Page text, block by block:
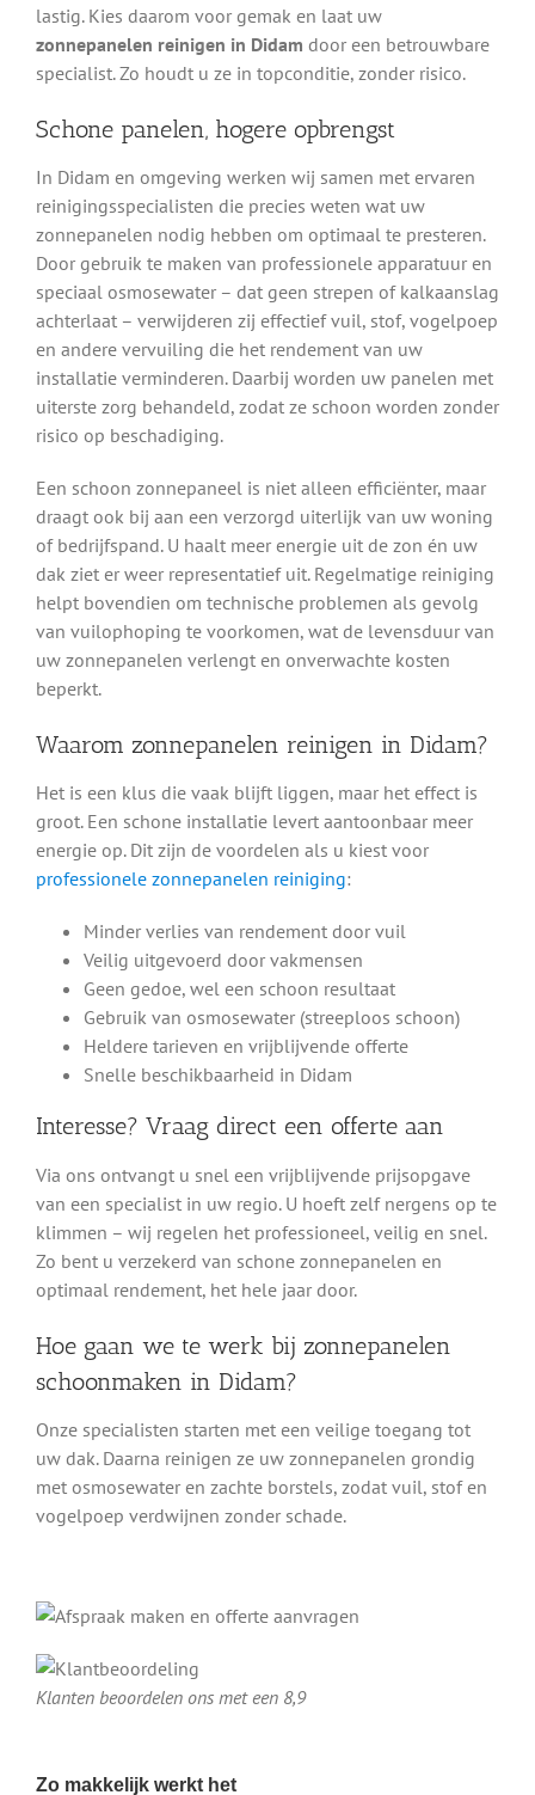
lastig. Kies daarom voor gemak en laat uw
zonnepanelen reinigen in Didam door een betrouwbare
specialist. Zo houdt u ze in topconditie, zonder risico.
Schone panelen, hogere opbrengst
In Didam en omgeving werken wij samen met ervaren
reinigingsspecialisten die precies weten wat uw
zonnepanelen nodig hebben om optimaal te presteren.
Door gebruik te maken van professionele apparatuur en
speciaal osmosewater – dat geen strepen of kalkaanslag
achterlaat – verwijderen zij effectief vuil, stof, vogelpoep
en andere vervuiling die het rendement van uw
installatie verminderen. Daarbij worden uw panelen met
uiterste zorg behandeld, zodat ze schoon worden zonder
risico op beschadiging.
Een schoon zonnepaneel is niet alleen efficiënter, maar
draagt ook bij aan een verzorgd uiterlijk van uw woning
of bedrijfspand. U haalt meer energie uit de zon én uw
dak ziet er weer representatief uit. Regelmatige reiniging
helpt bovendien om technische problemen als gevolg
van vuilophoping te voorkomen, wat de levensduur van
uw zonnepanelen verlengt en onverwachte kosten
beperkt.
Waarom zonnepanelen reinigen in Didam?
Het is een klus die vaak blijft liggen, maar het effect is
groot. Een schone installatie levert aantoonbaar meer
energie op. Dit zijn de voordelen als u kiest voor
professionele zonnepanelen reiniging:
Minder verlies van rendement door vuil
Veilig uitgevoerd door vakmensen
Geen gedoe, wel een schoon resultaat
Gebruik van osmosewater (streeploos schoon)
Heldere tarieven en vrijblijvende offerte
Snelle beschikbaarheid in Didam
Interesse? Vraag direct een offerte aan
Via ons ontvangt u snel een vrijblijvende prijsopgave
van een specialist in uw regio. U hoeft zelf nergens op te
klimmen – wij regelen het professioneel, veilig en snel.
Zo bent u verzekerd van schone zonnepanelen en
optimaal rendement, het hele jaar door.
Hoe gaan we te werk bij zonnepanelen
schoonmaken in Didam?
Onze specialisten starten met een veilige toegang tot
uw dak. Daarna reinigen ze uw zonnepanelen grondig
met osmosewater en zachte borstels, zodat vuil, stof en
vogelpoep verdwijnen zonder schade.
Klanten beoordelen ons met een 8,9
Zo makkelijk werkt het